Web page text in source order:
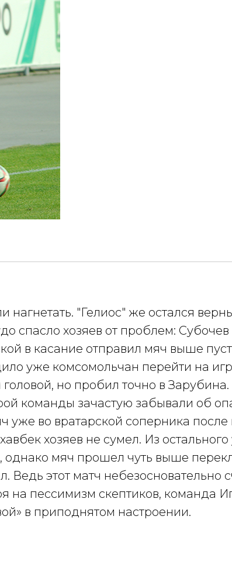
нагнетать. "Гелиос" же остался
спасло хозяев от проблем:
в касание отправил мяч выше
уже комсомольчан перейти на
но пробил точно в Зарубина.
команды зачастую забывали об
во вратарской соперника
хозяев не сумел. Из
однако мяч прошел чуть выше
Ведь этот матч небезосновательно
на пессимизм скептиков, команда
в приподнятом настроении.